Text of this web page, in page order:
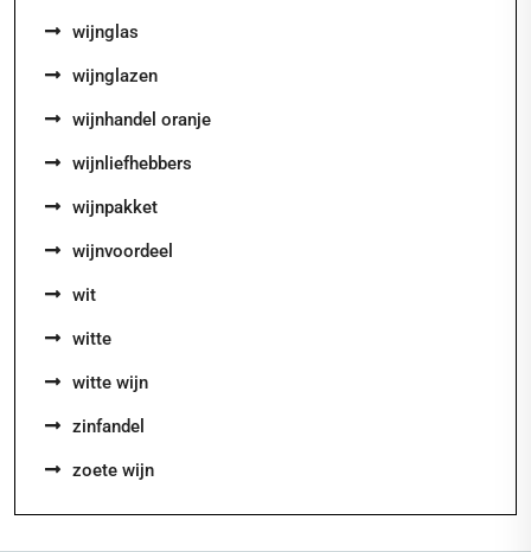
wijnglas
wijnglazen
wijnhandel oranje
wijnliefhebbers
wijnpakket
wijnvoordeel
wit
witte
witte wijn
zinfandel
zoete wijn